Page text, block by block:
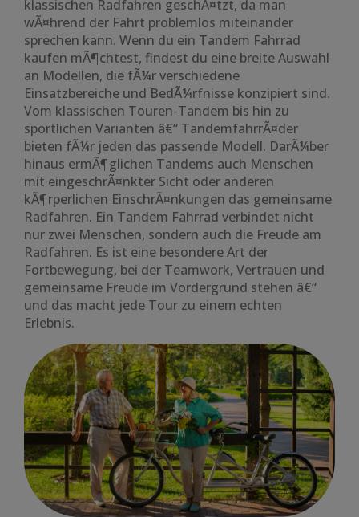
klassischen Radfahren geschÃ¤tzt, da man
wÃ¤hrend der Fahrt problemlos miteinander
sprechen kann. Wenn du ein Tandem Fahrrad
kaufen mÃ¶chtest, findest du eine breite Auswahl
an Modellen, die fÃ¼r verschiedene
Einsatzbereiche und BedÃ¼rfnisse konzipiert sind.
Vom klassischen Touren-Tandem bis hin zu
sportlichen Varianten â€“ TandemfahrrÃ¤der
bieten fÃ¼r jeden das passende Modell. DarÃ¼ber
hinaus ermÃ¶glichen Tandems auch Menschen
mit eingeschrÃ¤nkter Sicht oder anderen
kÃ¶rperlichen EinschrÃ¤nkungen das gemeinsame
Radfahren. Ein Tandem Fahrrad verbindet nicht
nur zwei Menschen, sondern auch die Freude am
Radfahren. Es ist eine besondere Art der
Fortbewegung, bei der Teamwork, Vertrauen und
gemeinsame Freude im Vordergrund stehen â€“
und das macht jede Tour zu einem echten
Erlebnis.